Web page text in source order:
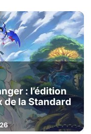
: l’édition
de la Standard